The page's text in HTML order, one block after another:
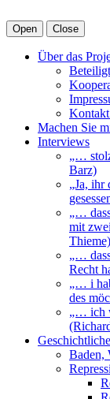
Open Close
Über das
Machen Sie
Interviews
„…
Barz)
„Ja, ihr
„…
mit
Thieme)
„…
Recht
„… i
des
„… ich
Baden,